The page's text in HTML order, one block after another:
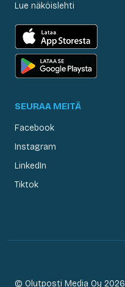
Lue näköislehti
SEURAA MEITÄ
Facebook
Instagram
LinkedIn
Tiktok
© Olutposti Media Oy 2026